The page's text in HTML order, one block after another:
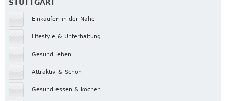
STUTTGART
Einkaufen in der Nähe
Lifestyle & Unterhaltung
Gesund leben
Attraktiv & Schön
Gesund essen & kochen